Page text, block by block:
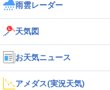
雨雲レーダー
天気図
お天気ニュース
アメダス(実況天気)